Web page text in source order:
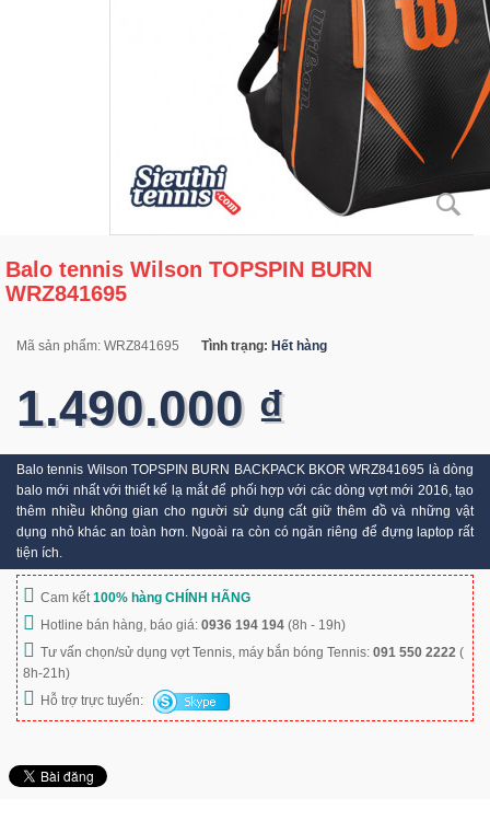
Balo tennis Wilson TOPSPIN BURN
WRZ841695
Mã sản phẩm: WRZ841695 Tình trạng: Hết hàng
1.490.000 ₫
Balo tennis Wilson TOPSPIN BURN BACKPACK BKOR WRZ841695 là dòng
balo mới nhất với thiết kế lạ mắt để phối hợp với các dòng vợt mới 2016, tạo
thêm nhiều không gian cho người sử dụng cất giữ thêm đồ và những vật
dụng nhỏ khác an toàn hơn. Ngoài ra còn có ngăn riêng để đựng laptop rất
tiện ích.
Cam kết100% hàng CHÍNH HÃNG
Hotline bán hàng, báo giá: 0936 194 194 (8h - 19h)
Tư vấn chọn/sử dụng vợt Tennis, máy bắn bóng Tennis: 091 550 2222 (
8h-21h)
Hỗ trợ trực tuyến: